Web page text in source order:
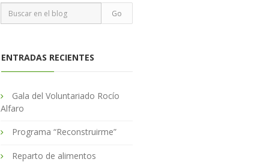
ENTRADAS RECIENTES
Gala del Voluntariado Rocío
Alfaro
Programa “Reconstruirme”
Reparto de alimentos